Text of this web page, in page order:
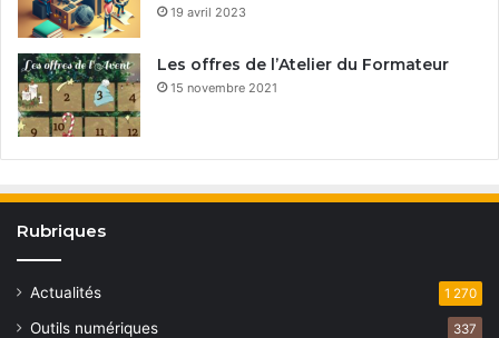
19 avril 2023
Les offres de l’Atelier du Formateur
15 novembre 2021
Rubriques
Actualités 1 270
Outils numériques 337